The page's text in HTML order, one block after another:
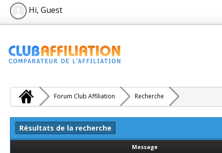
Hi, Guest
Forum Club Affiliation Recherche
Résultats de la recherche
Message